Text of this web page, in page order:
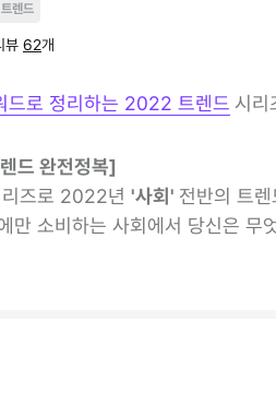
렌드
뷰 62개
드로 정리하는 2022 트렌드 시리
드 완전정복]
즈로 2022년 '사회' 전반의 트
만 소비하는 사회에서 당신은 무